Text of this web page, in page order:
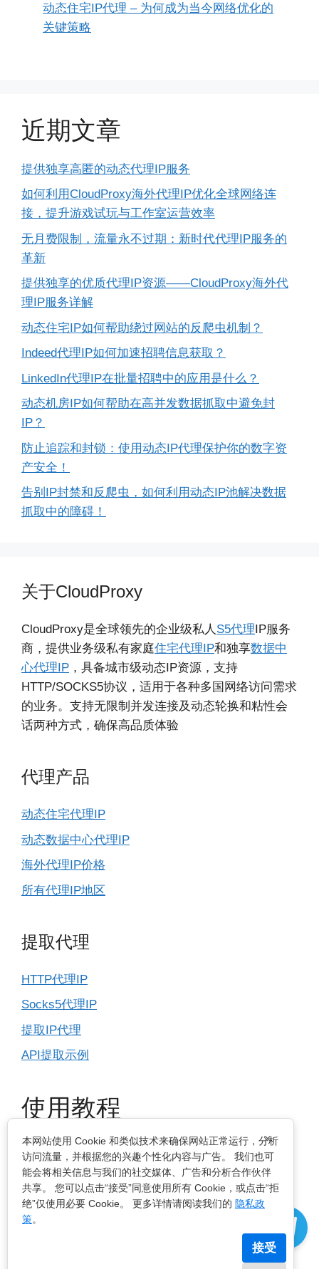
动态住宅IP代理 – 为何成为当今网络优化的
关键策略
近期文章
提供独享高匿的动态代理IP服务
如何利用CloudProxy海外代理IP优化全球网络连
接，提升游戏试玩与工作室运营效率
无月费限制，流量永不过期：新时代代理IP服务的
革新
提供独享的优质代理IP资源——CloudProxy海外代
理IP服务详解
动态住宅IP如何帮助绕过网站的反爬虫机制？
Indeed代理IP如何加速招聘信息获取？
LinkedIn代理IP在批量招聘中的应用是什么？
动态机房IP如何帮助在高并发数据抓取中避免封
IP？
防止追踪和封锁：使用动态IP代理保护你的数字资
产安全！
告别IP封禁和反爬虫，如何利用动态IP池解决数据
抓取中的障碍！
关于CloudProxy
CloudProxy是全球领先的企业级私人 S5代理IP服务
商，提供业务级私有家庭住宅代理IP和独享数据中
心代理IP ，具备城市级动态IP资源，支持
HTTP/SOCKS5协议，适用于各种多国网络访问需求
的业务。支持无限制并发连接及动态轮换和粘性会
话两种方式，确保高品质体验
代理产品
动态住宅代理IP
动态数据中心代理IP
海外代理IP价格
所有代理IP地区
提取代理
HTTP代理IP
Socks5代理IP
提取IP代理
API提取示例
使用教程
IP基本设置
指纹浏览器
电脑浏览器
×
本网站使用 Cookie 和类似技术来确保网站正常运行，分析
访问流量，并根据您的兴趣个性化内容与广告。 我们也可
能会将相关信息与我们的社交媒体、广告和分析合作伙伴
共享。 您可以点击“接受”同意使用所有 Cookie，或点击“拒
绝”仅使用必要 Cookie。 更多详情请阅读我们的 隐私政
策。
接受